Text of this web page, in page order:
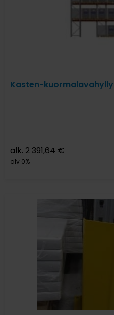
Kasten-kuormalavahylly
alk. 2 391,64 €
alv 0%